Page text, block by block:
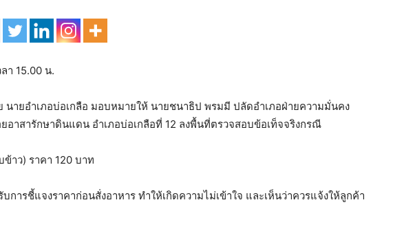
า 15.00 น.
นายอำเภอบ่อเกลือ มอบหมายให้ นายชนาธิป พรมมี ปลัดอำเภอฝ่ายความมั่นคง
อาสารักษาดินแดน อำเภอบ่อเกลือที่ 12 ลงพื้นที่ตรวจสอบข้อเท็จจริงกรณี
าว) ราคา 120 บาท
การชี้แจงราคาก่อนสั่งอาหาร ทำให้เกิดความไม่เข้าใจ และเห็นว่าควรแจ้งให้ลูกค้า